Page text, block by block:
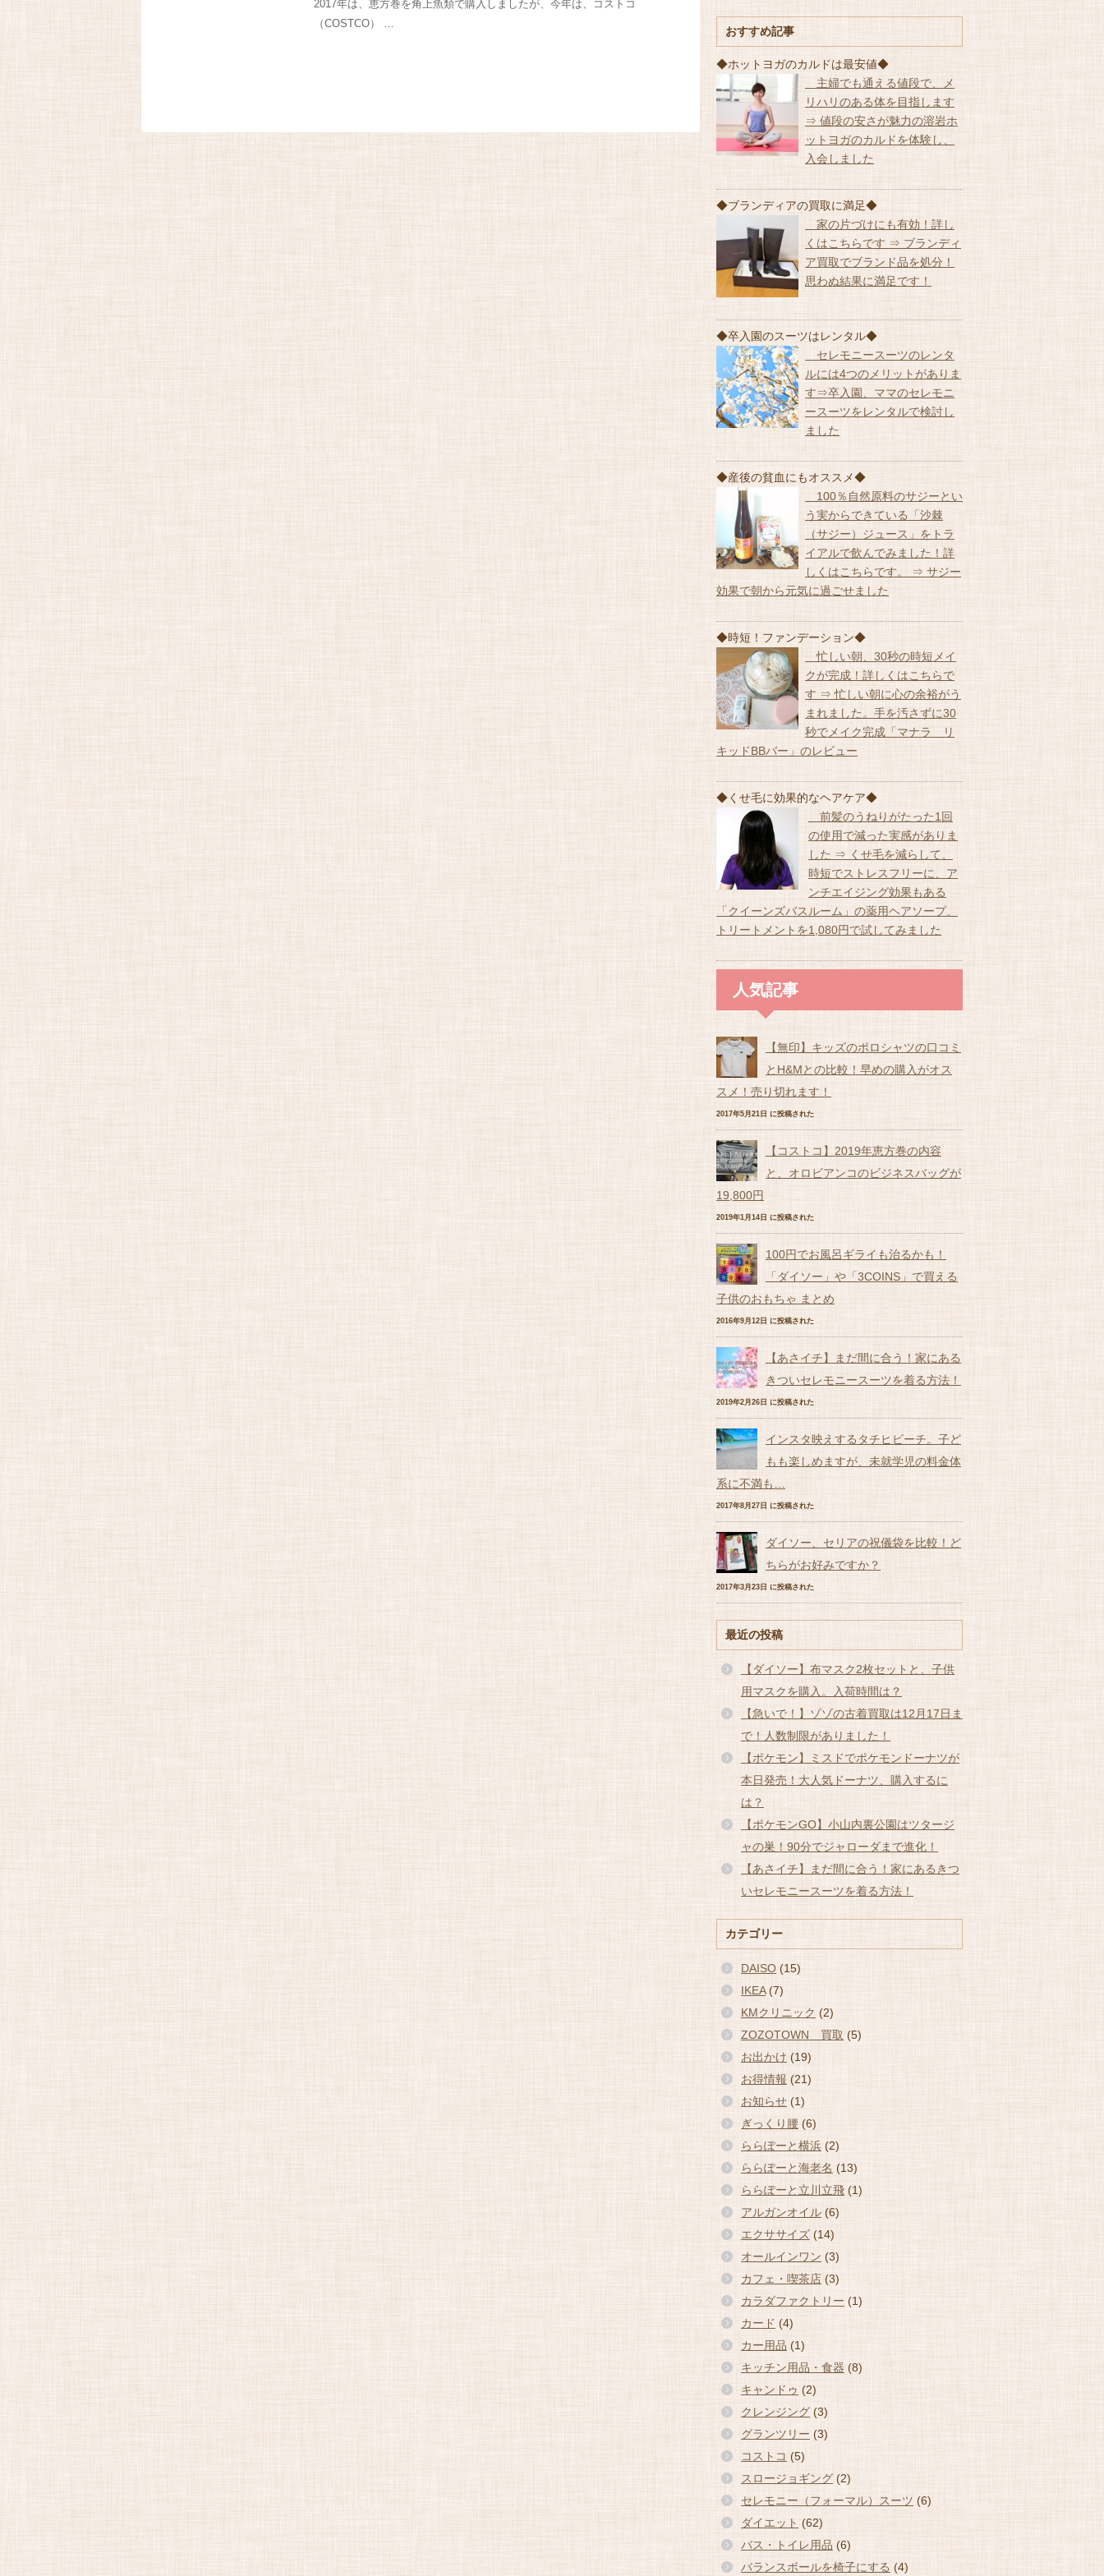
2017年は、恵方巻を角上魚類で購入しましたが、今年は、コストコ
（COSTCO） …
おすすめ記事
◆ホットヨガのカルドは最安値◆
主婦でも通える値段で、メ
リハリのある体を目指します
⇒ 値段の安さが魅力の溶岩ホ
ットヨガのカルドを体験し、
入会しました
◆ブランディアの買取に満足◆
家の片づけにも有効！詳し
くはこちらです ⇒ ブランディ
ア買取でブランド品を処分！
思わぬ結果に満足です！
◆卒入園のスーツはレンタル◆
セレモニースーツのレンタ
ルには4つのメリットがありま
す⇒卒入園、ママのセレモニ
ースーツをレンタルで検討し
ました
◆産後の貧血にもオススメ◆
100％自然原料のサジーとい
う実からできている「沙棘
（サジー）ジュース」をトラ
イアルで飲んでみました！詳
しくはこちらです。 ⇒ サジー
効果で朝から元気に過ごせました
◆時短！ファンデーション◆
忙しい朝、30秒の時短メイ
クが完成！詳しくはこちらで
す ⇒ 忙しい朝に心の余裕がう
まれました。手を汚さずに30
秒でメイク完成「マナラ リ
キッドBBバー」のレビュー
◆くせ毛に効果的なヘアケア◆
前髪のうねりがたった1回
の使用で減った実感がありま
した ⇒ くせ毛を減らして、
時短でストレスフリーに、ア
ンチエイジング効果もある
「クイーンズバスルーム」の薬用ヘアソープ、
トリートメントを1,080円で試してみました
人気記事
【無印】キッズのポロシャツの口コミ
とH&Mとの比較！早めの購入がオス
スメ！売り切れます！
2017年5月21日 に投稿された
【コストコ】2019年恵方巻の内容
と、オロビアンコのビジネスバッグが
19,800円
2019年1月14日 に投稿された
100円でお風呂ギライも治るかも！
「ダイソー」や「3COINS」で買える
子供のおもちゃ まとめ
2016年9月12日 に投稿された
【あさイチ】まだ間に合う！家にある
きついセレモニースーツを着る方法！
2019年2月26日 に投稿された
インスタ映えするタチヒビーチ。子ど
もも楽しめますが、未就学児の料金体
系に不満も…
2017年8月27日 に投稿された
ダイソー、セリアの祝儀袋を比較！ど
ちらがお好みですか？
2017年3月23日 に投稿された
最近の投稿
【ダイソー】布マスク2枚セットと、子供
用マスクを購入。入荷時間は？
【急いで！】ゾゾの古着買取は12月17日ま
で！人数制限がありました！
【ポケモン】ミスドでポケモンドーナツが
本日発売！大人気ドーナツ、購入するに
は？
【ポケモンGO】小山内裏公園はツタージ
ャの巣！90分でジャローダまで進化！
【あさイチ】まだ間に合う！家にあるきつ
いセレモニースーツを着る方法！
カテゴリー
DAISO (15)
IKEA(7)
KMクリニック (2)
ZOZOTOWN 買取 (5)
お出かけ (19)
お得情報 (21)
お知らせ (1)
ぎっくり腰 (6)
ららぽーと横浜 (2)
ららぽーと海老名 (13)
ららぽーと立川立飛 (1)
アルガンオイル (6)
エクササイズ (14)
オールインワン (3)
カフェ・喫茶店 (3)
カラダファクトリー (1)
カード (4)
カー用品 (1)
キッチン用品・食器 (8)
キャンドゥ (2)
クレンジング (3)
グランツリー (3)
コストコ (5)
スロージョギング (2)
セレモニー（フォーマル）スーツ (6)
ダイエット (62)
バス・トイレ用品 (6)
バランスボールを椅子にする (4)